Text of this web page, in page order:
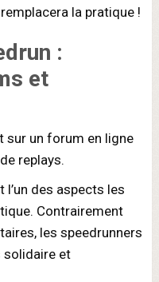
la pratique !
:
et
l’un des aspects les
Contrairement
les speedrunners
et